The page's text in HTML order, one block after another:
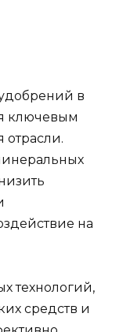
в
ключевым
отрасли.
на
технологий,
средств и